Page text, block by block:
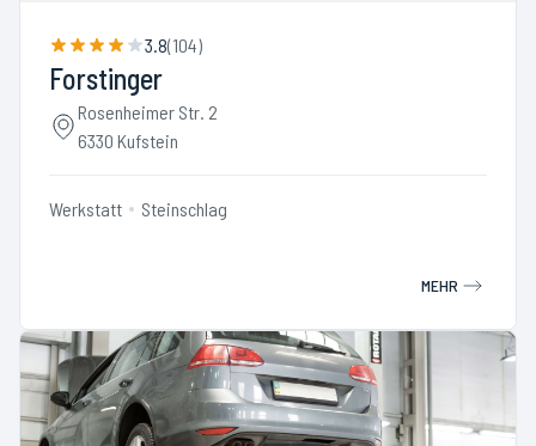
3.8(104)
Forstinger
Rosenheimer Str. 2
6330 Kufstein
Werkstatt Steinschlag
MEHR